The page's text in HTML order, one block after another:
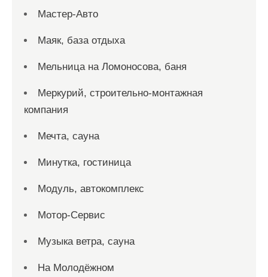
Мастер-Авто
Маяк, база отдыха
Мельница на Ломоносова, баня
Меркурий, строительно-монтажная
компания
Мечта, сауна
Минутка, гостиница
Модуль, автокомплекс
Мотор-Сервис
Музыка ветра, сауна
На Молодёжном